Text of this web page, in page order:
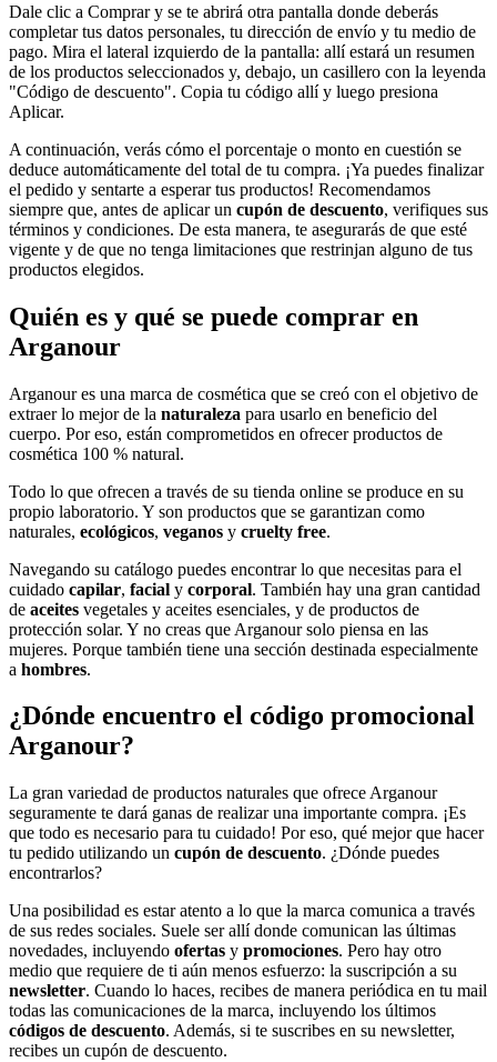
Dale clic a Comprar y se te abrirá otra pantalla donde deberás
completar tus datos personales, tu dirección de envío y tu medio de
pago. Mira el lateral izquierdo de la pantalla: allí estará un resumen
de los productos seleccionados y, debajo, un casillero con la leyenda
"Código de descuento". Copia tu código allí y luego presiona
Aplicar.
A continuación, verás cómo el porcentaje o monto en cuestión se
deduce automáticamente del total de tu compra. ¡Ya puedes finalizar
el pedido y sentarte a esperar tus productos! Recomendamos
siempre que, antes de aplicar un cupón de descuento, verifiques sus
términos y condiciones. De esta manera, te asegurarás de que esté
vigente y de que no tenga limitaciones que restrinjan alguno de tus
productos elegidos.
Quién es y qué se puede comprar en
Arganour
Arganour es una marca de cosmética que se creó con el objetivo de
extraer lo mejor de la naturaleza para usarlo en beneficio del
cuerpo. Por eso, están comprometidos en ofrecer productos de
cosmética 100 % natural.
Todo lo que ofrecen a través de su tienda online se produce en su
propio laboratorio. Y son productos que se garantizan como
naturales, ecológicos, veganos y cruelty free.
Navegando su catálogo puedes encontrar lo que necesitas para el
cuidado capilar, facial y corporal. También hay una gran cantidad
de aceites vegetales y aceites esenciales, y de productos de
protección solar. Y no creas que Arganour solo piensa en las
mujeres. Porque también tiene una sección destinada especialmente
a hombres.
¿Dónde encuentro el código promocional
Arganour?
La gran variedad de productos naturales que ofrece Arganour
seguramente te dará ganas de realizar una importante compra. ¡Es
que todo es necesario para tu cuidado! Por eso, qué mejor que hacer
tu pedido utilizando un cupón de descuento. ¿Dónde puedes
encontrarlos?
Una posibilidad es estar atento a lo que la marca comunica a través
de sus redes sociales. Suele ser allí donde comunican las últimas
novedades, incluyendo ofertas y promociones. Pero hay otro
medio que requiere de ti aún menos esfuerzo: la suscripción a su
newsletter. Cuando lo haces, recibes de manera periódica en tu mail
todas las comunicaciones de la marca, incluyendo los últimos
códigos de descuento. Además, si te suscribes en su newsletter,
recibes un cupón de descuento.